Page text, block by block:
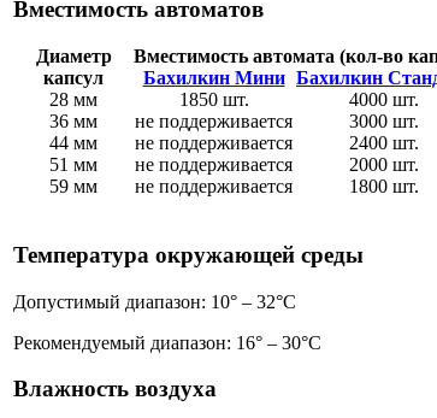
Вместимость автоматов
Диаметр
капсул
Вместимость автомата (кол-во
Бахилкин Мини Бахилкин
28 мм
1850 шт.
4000 шт.
36 мм
не поддерживается
3000 шт.
44 мм
не поддерживается
2400 шт.
51 мм
не поддерживается
2000 шт.
59 мм
не поддерживается 1800 шт.
Температура окружающей среды
Допустимый диапазон: 10° – 32°C
Рекомендуемый диапазон: 16° – 30°C
Влажность воздуха